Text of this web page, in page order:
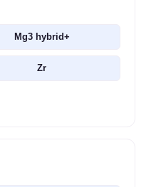
Mg3 hybrid+
Zr